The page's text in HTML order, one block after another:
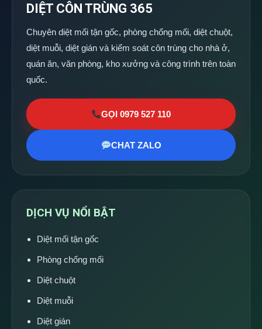
DIỆT CÔN TRÙNG 365
Chuyên diệt mối tận gốc, phòng chống mối, diệt chuột,
diệt muỗi, diệt gián và kiểm soát côn trùng cho nhà ở,
quán ăn, văn phòng, kho xưởng và công trình trên toàn
quốc.
GỌI 0979 527 110
CHAT ZALO
DỊCH VỤ NỔI BẬT
Diệt mối tận gốc
Phòng chống mối
Diệt chuột
Diệt muỗi
Diệt gián